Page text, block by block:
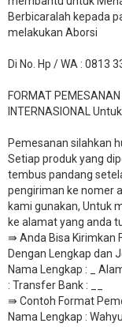
Berbicaralah kepada
melakukan Aborsi
Di No. Hp / WA : 0813
FORMAT
INTERNASIONAL
Pemesanan silahkan
Setiap produk yang
tembus pandang
pengiriman ke nomer
kami gunakan, Untuk
ke alamat yang anda
⇛ Anda Bisa Kirimkan
Dengan Lengkap dan
Nama Lengkap : _
: Transfer Bank : __
​⇛ Contoh Format
Nama Lengkap :